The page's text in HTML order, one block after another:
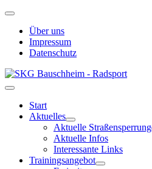
Über uns
Impressum
Datenschutz
Start
Aktuelles
Aktuelle
Aktuelle Infos
Interessante Links
Trainingsangebot